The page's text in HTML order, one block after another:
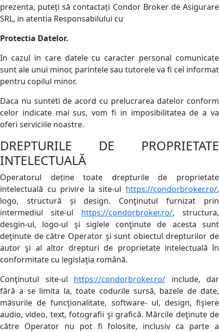
prezenta, puteți să contactați Condor Broker de Asigurare
SRL, in atentia Responsabilului cu
Protectia Datelor.
In cazul in care datele cu caracter personal comunicate
sunt ale unui minor, parintele sau tutorele va fi cel informat
pentru copilul minor.
Daca nu sunteti de acord cu prelucrarea datelor conform
celor indicate mai sus, vom fi in imposibilitatea de a va
oferi serviciile noastre.
DREPTURILE DE PROPRIETATE
INTELECTUALĂ
Operatorul deține toate drepturile de proprietate
intelectuală cu privire la site-ul https://condorbroker.ro/,
logo, structură și design. Conţinutul furnizat prin
intermediul site-ul https://condorbroker.ro/, structura,
desgin-ul, logo-ul şi siglele conţinute de acesta sunt
deţinute de către Operator şi sunt obiectul drepturilor de
autor şi al altor drepturi de proprietate intelectuală în
conformitate cu legislaţia română.
Conţinutul site-ul https://condorbroker.ro/ include, dar
fără a se limita la, toate codurile sursă, bazele de date,
măsurile de funcţionalitate, software- ul, design, fişiere
audio, video, text, fotografii şi grafică. Mărcile deţinute de
către Operator nu pot fi folosite, inclusiv ca parte a